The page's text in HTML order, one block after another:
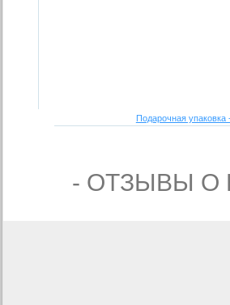
Подарочная
- ОТЗЫВЫ О